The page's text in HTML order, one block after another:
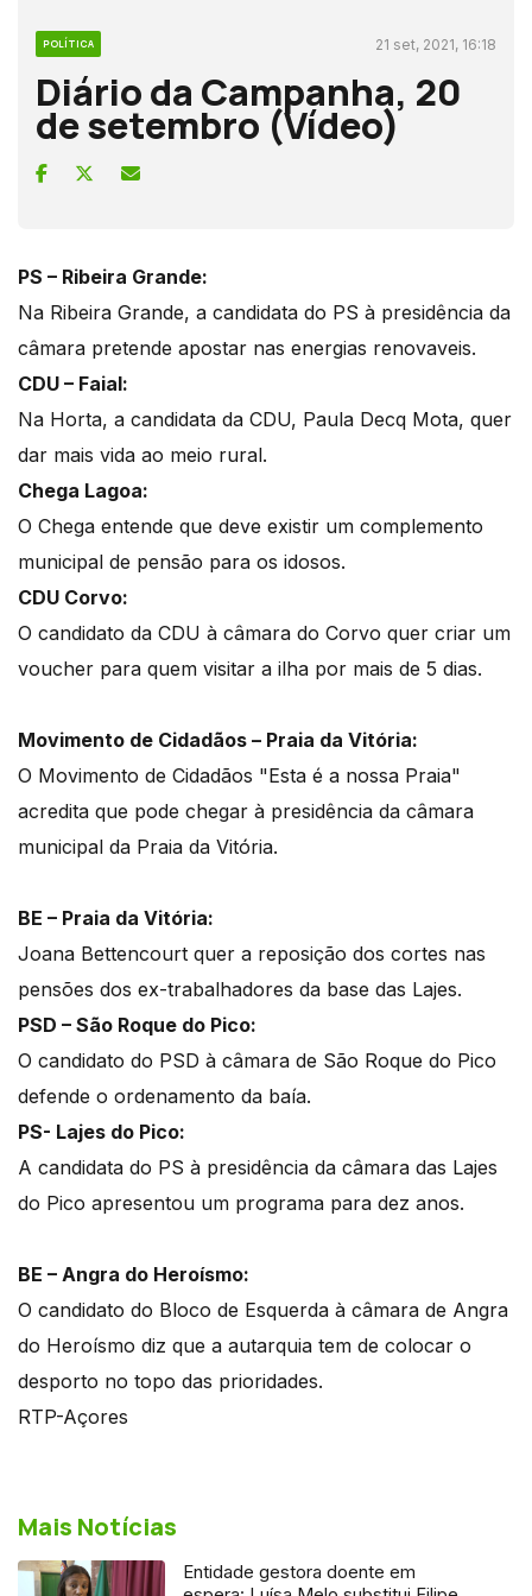
POLÍTICA 21 set, 2021, 16:18
Diário da Campanha, 20
de setembro (Vídeo)
PS – Ribeira Grande:
Na Ribeira Grande, a candidata do PS à presidência da
câmara pretende apostar nas energias renovaveis.
CDU – Faial:
Na Horta, a candidata da CDU, Paula Decq Mota, quer
dar mais vida ao meio rural.
Chega Lagoa:
O Chega entende que deve existir um complemento
municipal de pensão para os idosos.
CDU Corvo:
O candidato da CDU à câmara do Corvo quer criar um
voucher para quem visitar a ilha por mais de 5 dias.
Movimento de Cidadãos – Praia da Vitória:
O Movimento de Cidadãos "Esta é a nossa Praia"
acredita que pode chegar à presidência da câmara
municipal da Praia da Vitória.
BE – Praia da Vitória:
Joana Bettencourt quer a reposição dos cortes nas
pensões dos ex-trabalhadores da base das Lajes.
PSD – São Roque do Pico:
O candidato do PSD à câmara de São Roque do Pico
defende o ordenamento da baía.
PS- Lajes do Pico:
A candidata do PS à presidência da câmara das Lajes
do Pico apresentou um programa para dez anos.
BE – Angra do Heroísmo:
O candidato do Bloco de Esquerda à câmara de Angra
do Heroísmo diz que a autarquia tem de colocar o
desporto no topo das prioridades.
RTP-Açores
Mais Notícias
Entidade gestora doente em